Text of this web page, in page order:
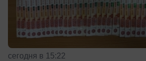
сегодня в 15:22